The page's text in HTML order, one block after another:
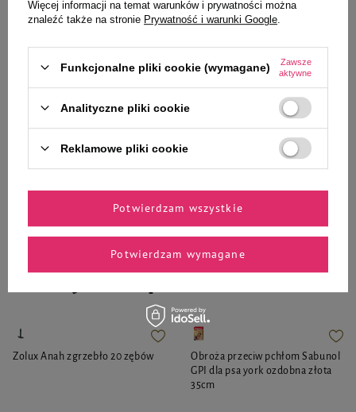
brokułem i ryżem brązowym
Do koszyka
marchewką i ryżem brązowym
zestaw 10 x 500 g
13,68 zł / kg
Do koszyka
Zaufane i polecane przez
Zolux Anah zgrzebło 20 zębów
Obroża przeciw pchłom Sabunol
GPI dla psa york ozdobna złota
35cm
Więcej informacji na temat warunków i prywatności można
znaleźć także na stronie Prywatność i warunki Google
Funkcjonalne pliki cookie (wymagane)
Zawsze
aktywne
Analityczne pliki cookie
Reklamowe pliki cookie
Potwierdzam wymagane
Potwierdzam wszystkie